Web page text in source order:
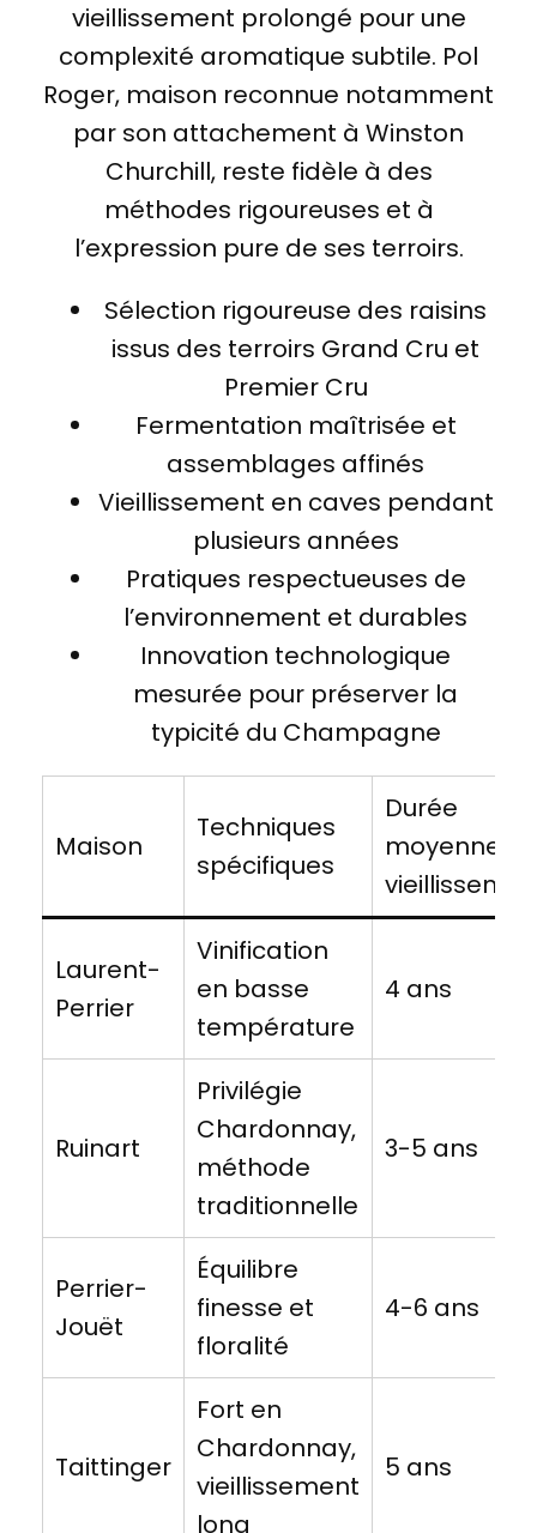
vieillissement prolongé pour une
complexité aromatique subtile. Pol
Roger, maison reconnue notamment
par son attachement à Winston
Churchill, reste fidèle à des
méthodes rigoureuses et à
l’expression pure de ses terroirs.
Sélection rigoureuse des raisins
issus des terroirs Grand Cru et
Premier Cru
Fermentation maîtrisée et
assemblages affinés
Vieillissement en caves pendant
plusieurs années
Pratiques respectueuses de
l’environnement et durables
Innovation technologique
mesurée pour préserver la
typicité du Champagne
Maison
Techniques
spécifiques
Durée
moyenne
Laurent-
Perrier
Vinification
en basse
température
4 ans
Ruinart
Privilégie
Chardonnay,
méthode
traditionnelle
3-5 ans
Perrier-
Jouët
Équilibre
finesse et
floralité
4-6 ans
Taittinger
Fort en
Chardonnay,
vieillissement
long
5 ans